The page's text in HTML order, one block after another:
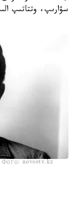
سۋارىپ، وتتاتىپ
Фото: novoetv.kz